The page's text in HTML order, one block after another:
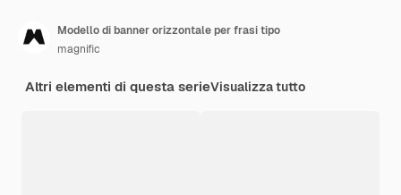
Modello di banner orizzontale per frasi tipo
magnific
Altri elementi di questa serieVisualizza tutto